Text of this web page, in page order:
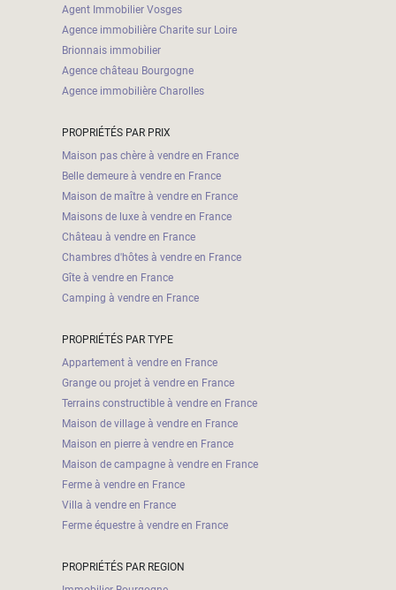
Agent Immobilier Vosges
Agence immobilière Charite sur Loire
Brionnais immobilier
Agence château Bourgogne
Agence immobilière Charolles
PROPRIÉTÉS PAR PRIX
Maison pas chère à vendre en France
Belle demeure à vendre en France
Maison de maître à vendre en France
Maisons de luxe à vendre en France
Château à vendre en France
Chambres d'hôtes à vendre en France
Gîte à vendre en France
Camping à vendre en France
PROPRIÉTÉS PAR TYPE
Appartement à vendre en France
Grange ou projet à vendre en France
Terrains constructible à vendre en France
Maison de village à vendre en France
Maison en pierre à vendre en France
Maison de campagne à vendre en France
Ferme à vendre en France
Villa à vendre en France
Ferme équestre à vendre en France
PROPRIÉTÉS PAR REGION